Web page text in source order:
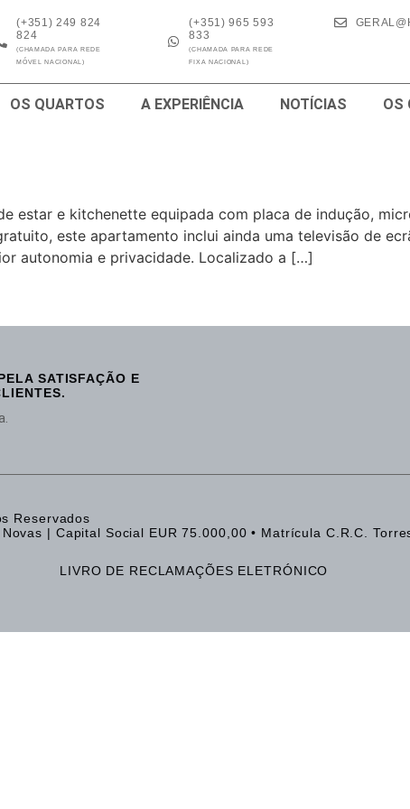
(+351) 249 824
824
(CHAMADA PARA REDE
MÓVEL NACIONAL)
(+351) 965 593
833
(CHAMADA PARA REDE
FIXA NACIONAL)
OS QUARTOS A EXPERIÊNCIA NOTÍCIAS OS
estar e kitchenette equipada com placa de indução,
este apartamento inclui ainda uma televisão de
autonomia e privacidade. Localizado a […]
SATISFAÇÃO E
Reservados
| Capital Social EUR 75.000,00 • Matrícula C.R.C.
LIVRO DE RECLAMAÇÕES ELETRÓNICO